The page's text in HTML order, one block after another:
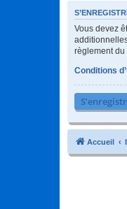
Vous devez
règlement du
Conditions
Accueil